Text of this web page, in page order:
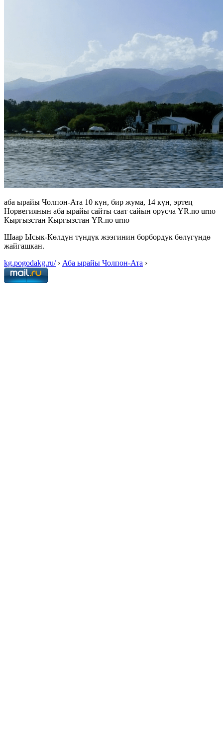
аба ырайы Чолпон-Ата 10 күн, бир жума, 14 күн, эртең
Норвегиянын аба ырайы сайты саат сайын орусча YR.no urno
Кыргызстан Кыргызстан YR.no urno
Шаар Ысык-Көлдүн түндүк жээгинин борбордук бөлүгүндө
жайгашкан.
kg.pogodakg.ru/› Аба ырайы Чолпон-Ата ›